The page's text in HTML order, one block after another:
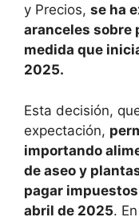
y Precios, se ha
aranceles sobre
medida que
2025.
Esta decisión,
expectación,
importando
de aseo y
pagar
abril de 2025.